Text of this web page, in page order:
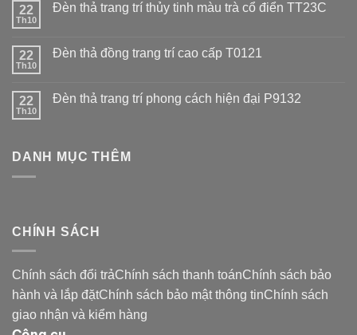
22
Th10
Đèn thả trang trí thủy tinh màu trà cổ điển TT23C
22
Th10
Đèn thả đồng trang trí cao cấp T0121
22
Th10
Đèn thả trang trí phong cách hiện đại P9132
DANH MỤC THÊM
CHÍNH SÁCH
Chính sách đổi trảChính sách thanh toánChính sách bảo
hành và lắp đặtChính sách bảo mật thông tinChính sách
giao nhận và kiểm hàng